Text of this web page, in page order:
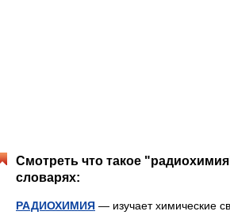
Смотреть что такое
словарях:
РАДИОХИМИЯ — изучает химические